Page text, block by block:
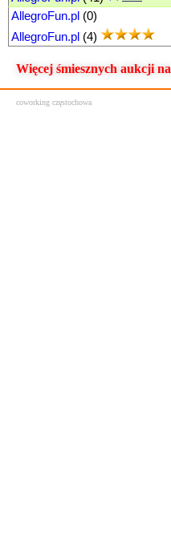
AllegroFun.pl (0)
AllegroFun.pl (4)
Więcej śmiesznych aukcji na
coworking częstochowa